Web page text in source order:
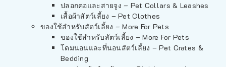
ปลอกคอและสายจูง – Pet Collars & Leashes
เสื้อผ้าสัตว์เลี้ยง – Pet Clothes
ของใช้สำหรับสัตว์เลี้ยง – More For Pets
ของใช้สำหรับสัตว์เลี้ยง – More For Pets
โดมนอนและที่นอนสัตว์เลี้ยง – Pet Crates &
Bedding